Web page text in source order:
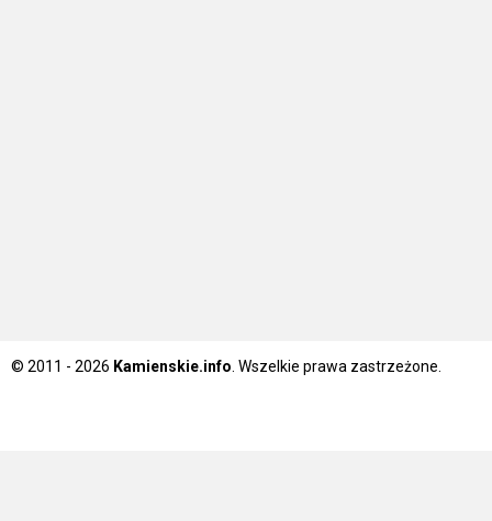
© 2011 - 2026 Kamienskie.info . Wszelkie prawa zastrzeżone.